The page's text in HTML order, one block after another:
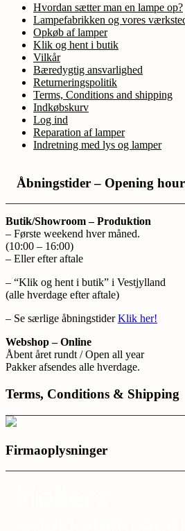
Hvordan sætter man en lampe op?
Lampefabrikken og vores
Opkøb af lamper
Klik og hent i butik
Vilkår
Bæredygtig ansvarlighed
Returneringspolitik
Terms, Conditions and shipping
Indkøbskurv
Log ind
Reparation af lamper
Indretning med lys og lamper
Åbningstider – Opening
Butik/Showroom – Produktion
– Første weekend hver måned.
(10:00 – 16:00)
– Eller efter aftale
– “Klik og hent i butik” i Vestjylland
(alle hverdage efter aftale)
– Se særlige åbningstiderKlik her!
Webshop – Online
Åbent året rundt / Open all year
Pakker afsendes alle hverdage.
Terms, Conditions & Shipping
Firmaoplysninger